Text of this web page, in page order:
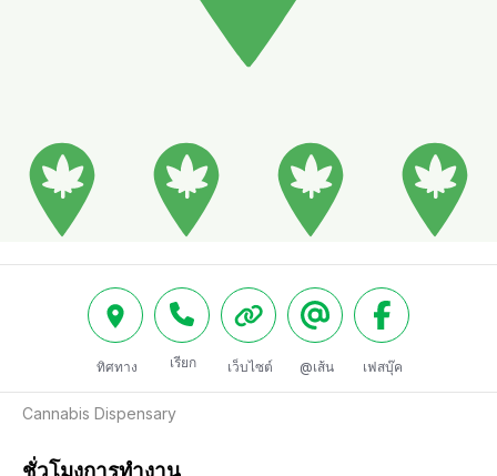
ทิศทาง เรียก เว็บไซต์ @เส้น เฟสบุ๊ค
Cannabis Dispensary
ชั่วโมงการทำงาน